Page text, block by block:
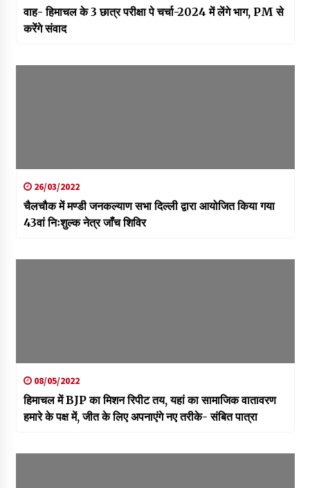
वाह- हिमाचल के 3 छात्र परीक्षा पे चर्चा-2024 में लेंगे भाग, PM से
करेंगे संवाद
26/03/2022
चैलचौक में मण्डी जनकल्याण सभा दिल्ली द्वारा आयोजित किया गया
43वां निःशुल्क नेत्र जाँच शिविर
08/05/2022
हिमाचल में BJP का मिशन रिपीट तय, यहां का सामाजिक वातावरण
हमारे के पक्ष में, जीत के लिए अपनाएंगे नए तरीके- संबित पात्रा